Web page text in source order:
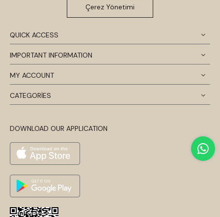
QUICK ACCESS
IMPORTANT INFORMATION
MY ACCOUNT
CATEGORİES
DOWNLOAD OUR APPLICATION
Çerez Yönetimi